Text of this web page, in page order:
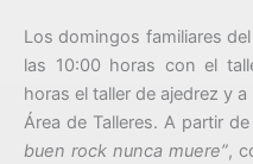
Los domingos familiares
las 10:00 horas con el
horas el taller de ajedrez y
Área de Talleres. A partir
buen rock nunca muere”,